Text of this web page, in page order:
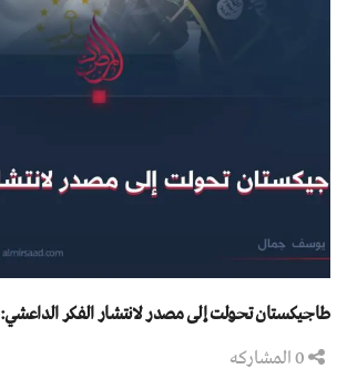
طاجيكستان تحولت إلى مصدر لانتشار الفكر الداعشي: